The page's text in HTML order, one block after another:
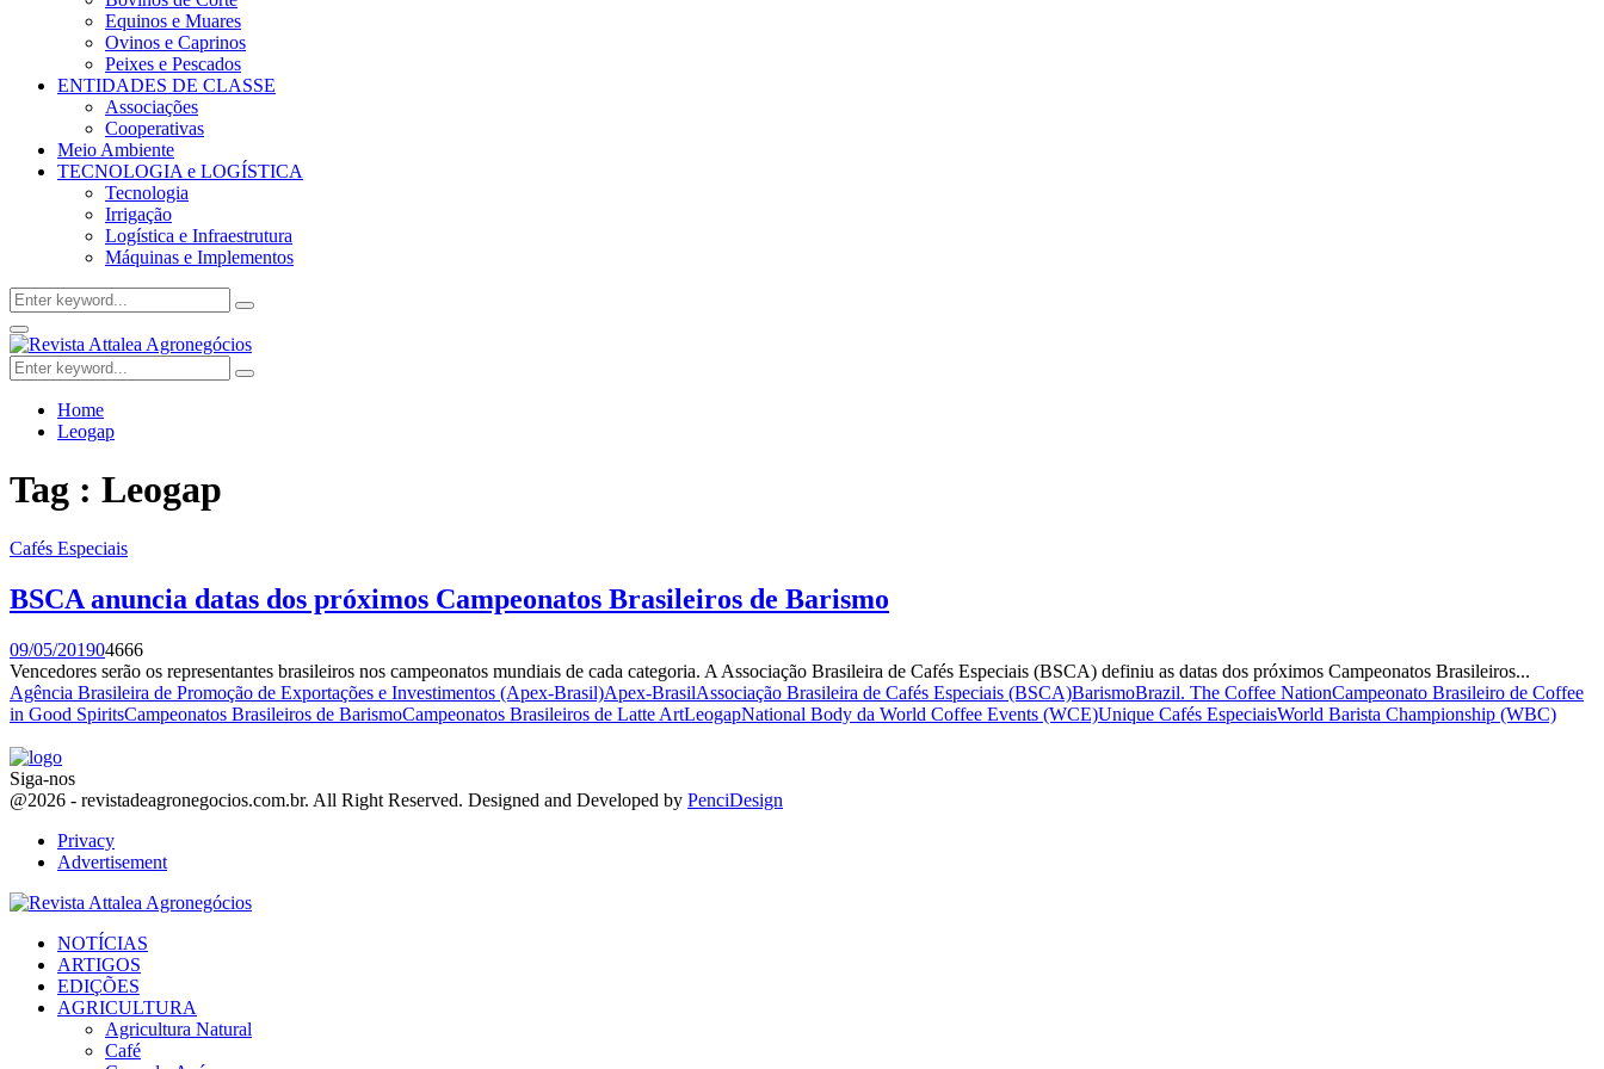
Equinos e Muares
Ovinos e Caprinos
Peixes e Pescados
ENTIDADES DE CLASSE
Associações
Cooperativas
Meio Ambiente
TECNOLOGIA e LOGÍSTICA
Tecnologia
Irrigação
Logística e Infraestrutura
Máquinas e Implementos
Search
for:
Search
Facebook
Twitter
Instagram
Linkedin
Youtube
Email
Primary
Menu
Search
for:
Search
Home
Leogap
Tag : Leogap
Cafés Especiais
BSCA anuncia datas dos próximos Campeonatos Brasileiros de Barismo
09/05/201904666
Vencedores serão os representantes brasileiros nos campeonatos mundiais de cada categoria. A Associação Brasileira de Cafés Especiais (BSCA) definiu as datas dos próximos Campeonatos Brasileiros...
Agência Brasileira de Promoção de Exportações e Investimentos (Apex-Brasil)Apex-BrasilAssociação Brasileira de Cafés Especiais (BSCA)BarismoBrazil. The Coffee NationCampeonato Brasileiro de Coffee
in Good SpiritsCampeonatos Brasileiros de BarismoCampeonatos Brasileiros de Latte ArtLeogapNational Body da World Coffee Events (WCE)Unique Cafés EspeciaisWorld Barista Championship (WBC)
Siga-nos
Facebook
Twitter
Instagram
Linkedin
Youtube
Email
@2026 - revistadeagronegocios.com.br. All Right Reserved. Designed and Developed by PenciDesign
Privacy
Advertisement
NOTÍCIAS
ARTIGOS
EDIÇÕES
AGRICULTURA
Agricultura Natural
Café